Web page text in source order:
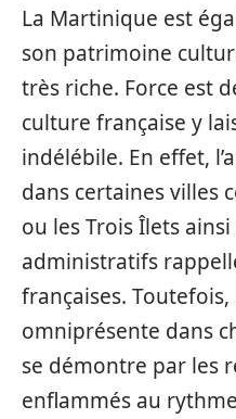
La Martinique est
son patrimoine
très riche. Force est
culture française y
indélébile. En effet,
dans certaines villes
ou les Trois Îlets
administratifs
françaises.
omniprésente dans
se démontre par les
enflammés au